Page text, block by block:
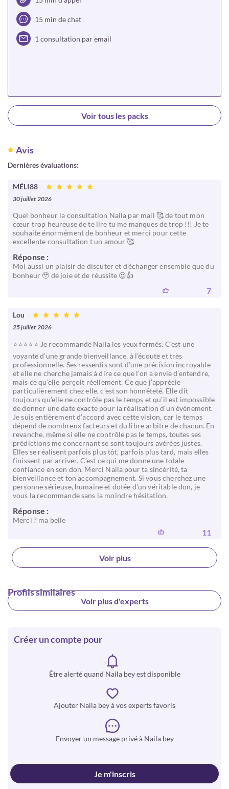
15 min de chat
1 consultation par email
Choisir
Voir tous les packs
Avis
Dernières évaluations:
MÉLI88
30 juillet 2026
Quel bonheur la consultation Naila par mail 🥰 de tout mon
cœur trop heureuse de te lire tu me manques de trop !!! Je te
souhaite énormément de bonheur et merci pour cette
excellente consultation t un amour 🥰
Réponse :
Moi aussi un plaisir de discuter et d’échanger ensemble que du
bonheur 🥹 de joie et de réussite 😍👍
7
Lou
25 juillet 2026
⭐⭐⭐⭐⭐ Je recommande Naila les yeux fermés. C’est une
voyante d’une grande bienveillance, à l’écoute et très
professionnelle. Ses ressentis sont d’une précision incroyable
et elle ne cherche jamais à dire ce que l’on a envie d’entendre,
mais ce qu’elle perçoit réellement. Ce que j’apprécie
particulièrement chez elle, c’est son honnêteté. Elle dit
toujours qu’elle ne contrôle pas le temps et qu’il est impossible
de donner une date exacte pour la réalisation d’un événement.
Je suis entièrement d’accord avec cette vision, car le temps
dépend de nombreux facteurs et du libre arbitre de chacun. En
revanche, même si elle ne contrôle pas le temps, toutes ses
prédictions me concernant se sont toujours avérées justes.
Elles se réalisent parfois plus tôt, parfois plus tard, mais elles
finissent par arriver. C’est ce qui me donne une totale
confiance en son don. Merci Naila pour ta sincérité, ta
bienveillance et ton accompagnement. Si vous cherchez une
personne sérieuse, humaine et dotée d’un véritable don, je
vous la recommande sans la moindre hésitation.
Réponse :
Merci ? ma belle
11
Voir plus
Profils similaires
Voir plus d'experts
Créer un compte pour
Être alerté quand Naila bey est disponible
Ajouter Naila bey à vos experts favoris
Envoyer un message privé à Naila bey
Je m'inscris